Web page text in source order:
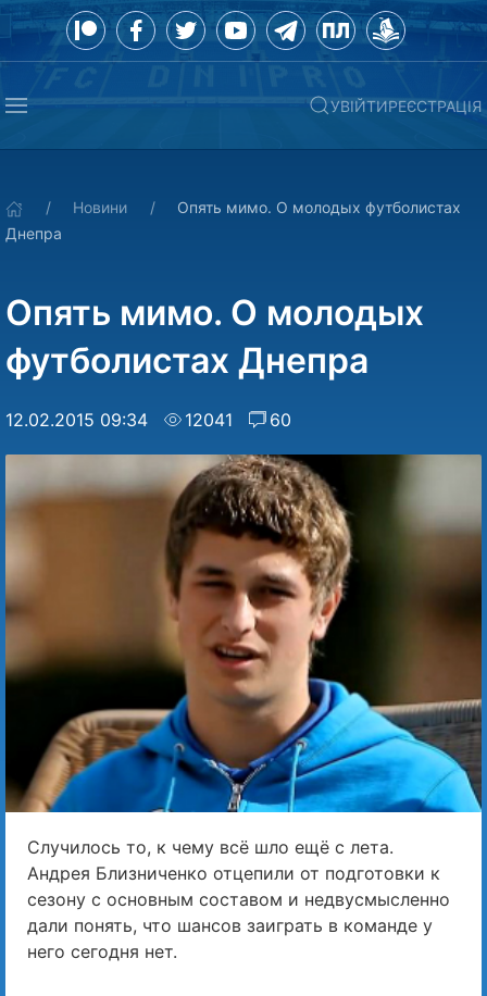
УВІЙТИРЕЄСТРАЦІЯ
Новини
Опять мимо. О молодых футболистах
Днепра
Опять мимо. О молодых
футболистах Днепра
12.02.2015 09:34 12041 60
Случилось то, к чему всё шло ещё с лета.
Андрея Близниченко отцепили от подготовки к
сезону с основным составом и недвусмысленно
дали понять, что шансов заиграть в команде у
него сегодня нет.